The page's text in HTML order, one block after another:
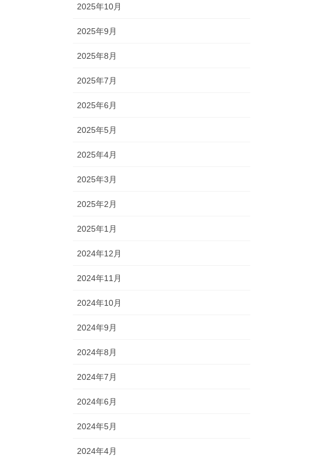
2025年10月
2025年9月
2025年8月
2025年7月
2025年6月
2025年5月
2025年4月
2025年3月
2025年2月
2025年1月
2024年12月
2024年11月
2024年10月
2024年9月
2024年8月
2024年7月
2024年6月
2024年5月
2024年4月